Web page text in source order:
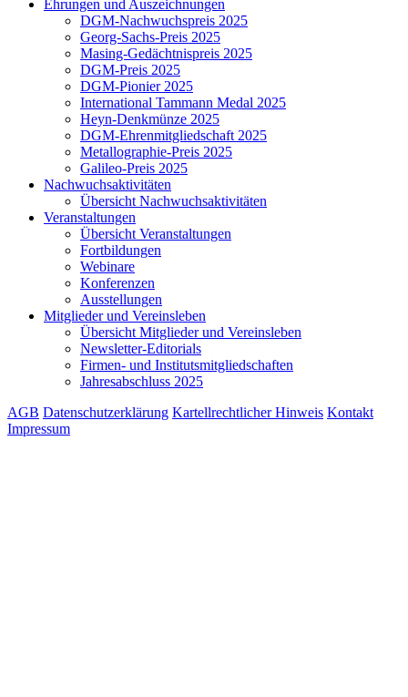
Ehrungen und Auszeichnungen
DGM-Nachwuchspreis 2025
Georg-Sachs-Preis 2025
Masing-Gedächtnispreis 2025
DGM-Preis 2025
DGM-Pionier 2025
International Tammann Medal 2025
Heyn-Denkmünze 2025
DGM-Ehrenmitgliedschaft 2025
Metallographie-Preis 2025
Galileo-Preis 2025
Nachwuchsaktivitäten
Übersicht Nachwuchsaktivitäten
Veranstaltungen
Übersicht Veranstaltungen
Fortbildungen
Webinare
Konferenzen
Ausstellungen
Mitglieder und Vereinsleben
Übersicht Mitglieder und Vereinsleben
Newsletter-Editorials
Firmen- und Institutsmitgliedschaften
Jahresabschluss 2025
AGB Datenschutzerklärung Kartellrechtlicher Hinweis Kontakt
Impressum